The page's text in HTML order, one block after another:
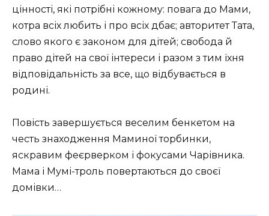
цінності, які потрібні кожному: повага до Мами,
котра всіх любить і про всіх дбає; авторитет Тата,
слово якого є законом для дітей; свобода й
право дітей на свої інтереси і разом з тим їхня
відповідальність за все, що відбувається в
родині.
Повість завершується веселим бенкетом на
честь знаходження Маминої торбинки,
яскравим феєрверком і фокусами Чарівника.
Мама і Мумі-троль повертаються до своєї
домівки…